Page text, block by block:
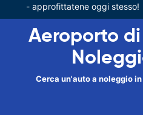
- approfittatene oggi stesso!
Aeroporto
Cerca un'auto a noleggio